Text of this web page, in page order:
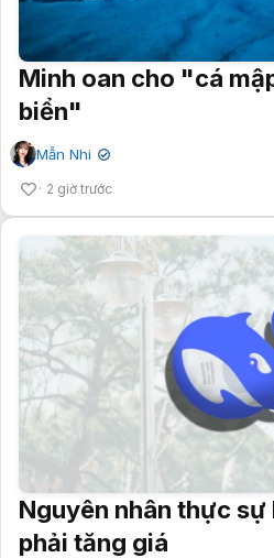
Minh oan cho "cá
biển"
Mẫn Nhi ✔
2 giờ trước
Nguyên nhân thực sự
phải tăng giá